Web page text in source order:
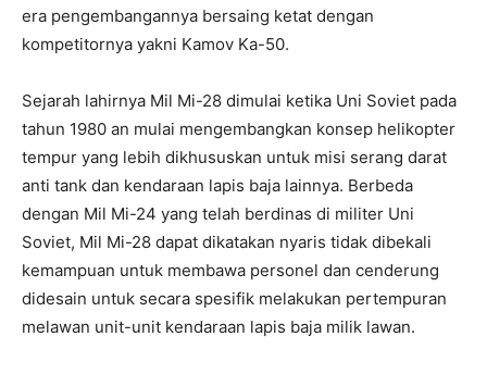
era pengembangannya bersaing ketat dengan
kompetitornya yakni Kamov Ka-50.
Sejarah lahirnya Mil Mi-28 dimulai ketika Uni Soviet pada
tahun 1980 an mulai mengembangkan konsep helikopter
tempur yang lebih dikhususkan untuk misi serang darat
anti tank dan kendaraan lapis baja lainnya. Berbeda
dengan Mil Mi-24 yang telah berdinas di militer Uni
Soviet, Mil Mi-28 dapat dikatakan nyaris tidak dibekali
kemampuan untuk membawa personel dan cenderung
didesain untuk secara spesifik melakukan pertempuran
melawan unit-unit kendaraan lapis baja milik lawan.